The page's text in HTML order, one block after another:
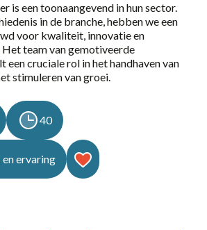
is een toonaangevend in hun sector.
in de branche, hebben we een
voor kwaliteit, innovatie en
team van gemotiveerde
een cruciale rol in het handhaven van
stimuleren van groei.
40
en ervaring